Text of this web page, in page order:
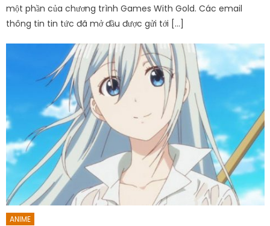
một phần của chương trình Games With Gold. Các email
thông tin tin tức đã mở đầu được gửi tới […]
ANIME